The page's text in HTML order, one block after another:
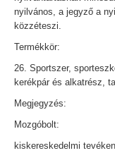
nyilvános, a jegyző a
közzéteszi.
Termékkör:
26. Sportszer,
kerékpár és alkatrész,
Megjegyzés:
Mozgóbolt:
kiskereskedelmi